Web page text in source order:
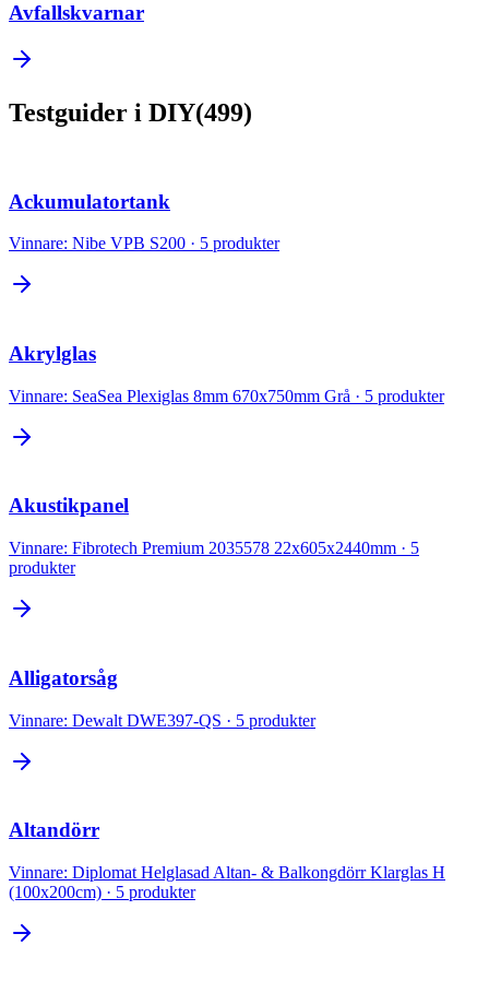
Avfallskvarnar
Testguider i DIY(499)
Ackumulatortank
Vinnare: Nibe VPB S200 · 5 produkter
Akrylglas
Vinnare: SeaSea Plexiglas 8mm 670x750mm Grå · 5 produkter
Akustikpanel
Vinnare: Fibrotech Premium 2035578 22x605x2440mm · 5
produkter
Alligatorsåg
Vinnare: Dewalt DWE397-QS · 5 produkter
Altandörr
Vinnare: Diplomat Helglasad Altan- & Balkongdörr Klarglas H
(100x200cm) · 5 produkter